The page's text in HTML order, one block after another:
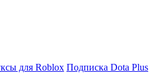
для Roblox Подписка Dota Plus